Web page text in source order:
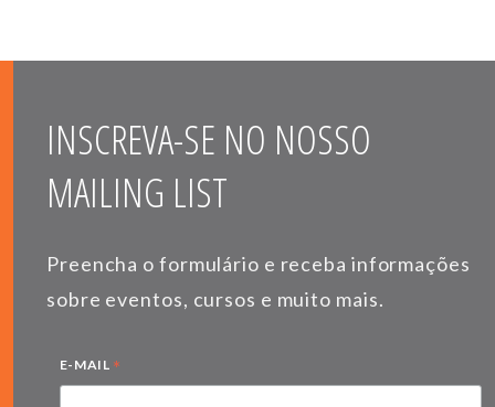
INSCREVA-SE NO NOSSO
MAILING LIST
Preencha o formulário e receba informações
sobre eventos, cursos e muito mais.
E-MAIL *